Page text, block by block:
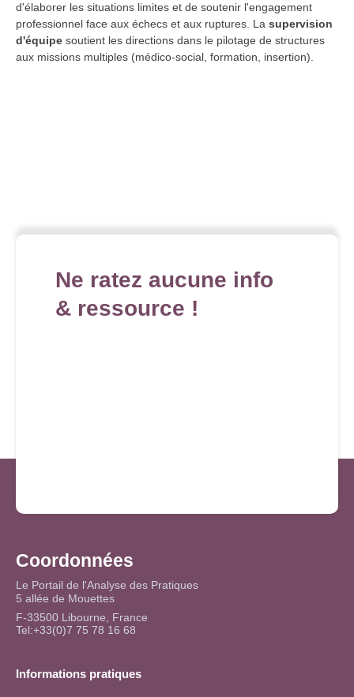
d'élaborer les situations limites et de soutenir l'engagement
professionnel face aux échecs et aux ruptures. La supervision
d'équipe soutient les directions dans le pilotage de structures
aux missions multiples (médico-social, formation, insertion).
Ne ratez aucune info
& ressource !
Coordonnées
Le Portail de l'Analyse des Pratiques
5 allée de Mouettes
F-33500 Libourne, France
Tel:+33(0)7 75 78 16 68
Informations pratiques